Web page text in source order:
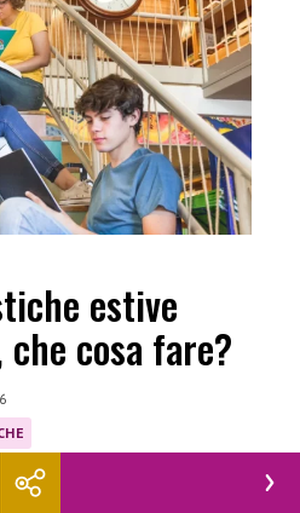
estive
cosa fare?
le menti dietro il progetto
sostengono che 91